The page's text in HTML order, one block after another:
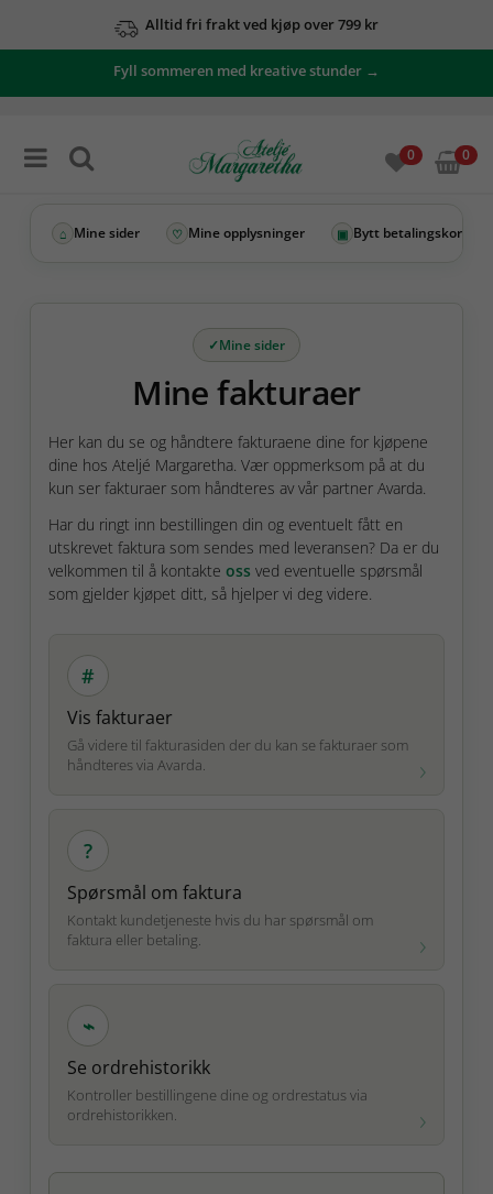
Alltid fri frakt ved kjøp over 799 kr
Fyll sommeren med kreative stunder →
0 0
⌂ Mine sider ♡ Mine opplysninger ▣ Bytt betalingskort
Mine sider
Mine fakturaer
Her kan du se og håndtere fakturaene dine for kjøpene
dine hos Ateljé Margaretha. Vær oppmerksom på at du
kun ser fakturaer som håndteres av vår partner Avarda.
Har du ringt inn bestillingen din og eventuelt fått en
utskrevet faktura som sendes med leveransen? Da er du
velkommen til å kontakte oss ved eventuelle spørsmål
som gjelder kjøpet ditt, så hjelper vi deg videre.
#
Vis fakturaer
Gå videre til fakturasiden der du kan se fakturaer som
håndteres via Avarda.
?
Spørsmål om faktura
Kontakt kundetjeneste hvis du har spørsmål om
faktura eller betaling.
⌁
Se ordrehistorikk
Kontroller bestillingene dine og ordrestatus via
ordrehistorikken.